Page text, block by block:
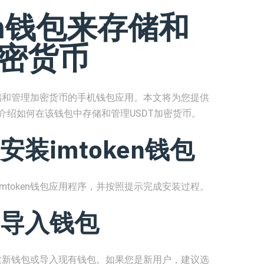
包来存储和
货币
管理加密货币的手机钱包应用。本文将为您提供
如何在该钱包中存储和管理USDT加密货币。
装imtoken钱包
钱包应用程序，并按照提示完成安装过程。
入钱包
钱包或导入现有钱包。如果您是新用户，建议选